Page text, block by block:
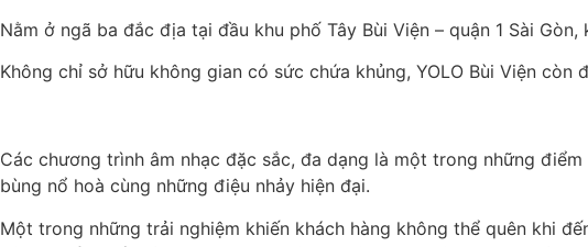
Nằm ở ngã ba đắc địa tại đầu khu phố Tây Bùi Viện – quận 1 Sài
Không chỉ sở hữu không gian có sức chứa khủng, YOLO Bùi Viện
Các chương trình âm nhạc đặc sắc, đa dạng là một trong những
bùng nổ hoà cùng những điệu nhảy hiện đại.
Một trong những trải nghiệm khiến khách hàng không thể quên khi